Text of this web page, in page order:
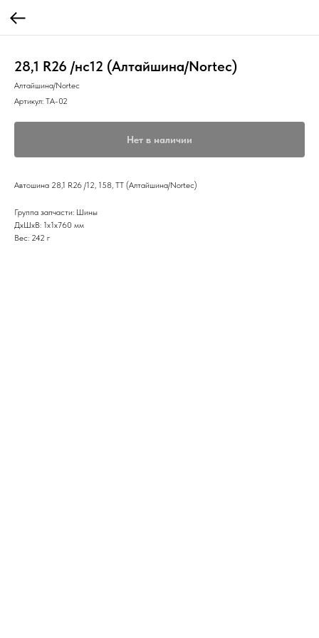
28,1 R26 /нс12 (Алтайшина/Nortec)
Алтайшина/Nortec
Артикул: ТА-02
Нет в наличии
Автошина 28,1 R26 /12, 158, ТТ (Алтайшина/Nortec)
Группа запчасти: Шины
ДxШxВ: 1x1x760 мм
Вес: 242 г